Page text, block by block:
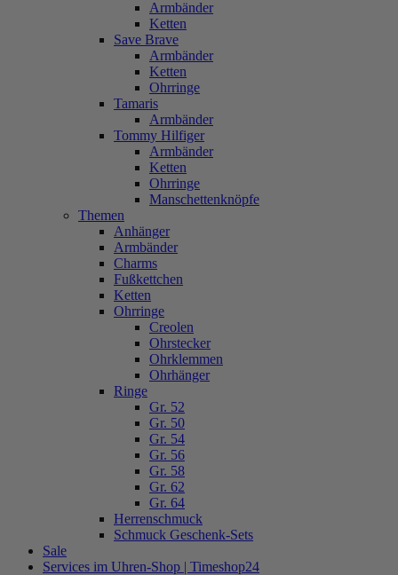
Armbänder
Ketten
Save Brave
Armbänder
Ketten
Ohrringe
Tamaris
Armbänder
Tommy Hilfiger
Armbänder
Ketten
Ohrringe
Manschettenknöpfe
Themen
Anhänger
Armbänder
Charms
Fußkettchen
Ketten
Ohrringe
Creolen
Ohrstecker
Ohrklemmen
Ohrhänger
Ringe
Gr. 52
Gr. 50
Gr. 54
Gr. 56
Gr. 58
Gr. 62
Gr. 64
Herrenschmuck
Schmuck Geschenk-Sets
Sale
Services im Uhren-Shop | Timeshop24